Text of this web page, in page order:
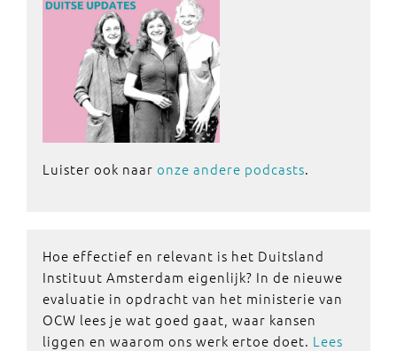
Luister ook naar onze andere podcasts.
Hoe effectief en relevant is het Duitsland
Instituut Amsterdam eigenlijk? In de nieuwe
evaluatie in opdracht van het ministerie van
OCW lees je wat goed gaat, waar kansen
liggen en waarom ons werk ertoe doet. Lees